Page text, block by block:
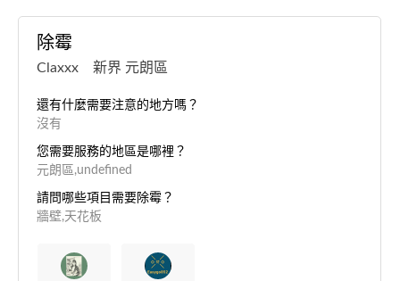
除霉
Claxxx 新界 元朗區
還有什麼需要注意的地方嗎？
沒有
您需要服務的地區是哪裡？
元朗區,undefined
請問哪些項目需要除霉？
牆壁,天花板